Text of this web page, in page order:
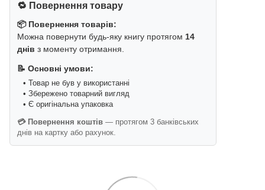
🔁 Повернення товару
📦 Повернення товарів:
Можна повернути будь-яку книгу протягом 14
днів з моменту отримання.
📝 Основні умови:
• Товар не був у використанні
• Збережено товарний вигляд
• Є оригінальна упаковка
💳 Повернення коштів — протягом 3 банківських
днів на картку або рахунок.